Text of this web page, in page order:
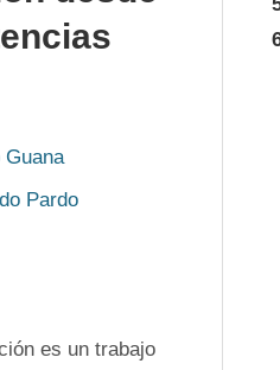
Pardo
es un trabajo